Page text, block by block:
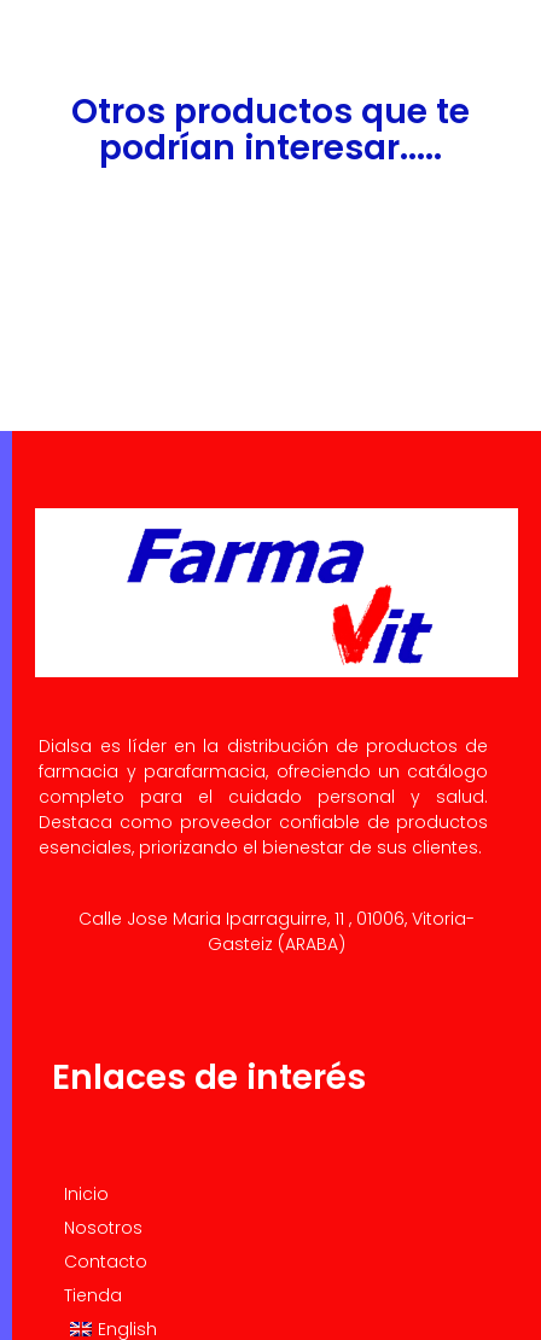
Otros productos que te
podrían interesar.....
Dialsa es líder en la distribución de productos de
farmacia y parafarmacia, ofreciendo un catálogo
completo para el cuidado personal y salud.
Destaca como proveedor confiable de productos
esenciales, priorizando el bienestar de sus clientes.
Calle Jose Maria Iparraguirre, 11 , 01006, Vitoria-
Gasteiz (ARABA)
Enlaces de interés
Inicio
Nosotros
Contacto
Tienda
English